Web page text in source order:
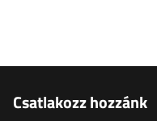
Csatlakozz hozzánk